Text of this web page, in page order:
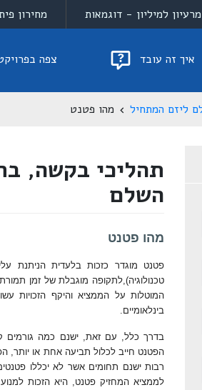
מרעיון למיליון - דוגמאות מחירון
איך זה עובד צפה
ליזם המתחיל מהו פטנט
תהליכי בקשה,
השלם
מהו פטנט
פטנט מוגדר כזכות בלעדית הניתנת
טכנולוגיה),לתקופה מוגבלת של זמן
המוטלות על הממציא והיקף הזכויות
בינלאומיים.
בדרך כלל, עם זאת, ישנם כמה גורמים
הפטנט חייב לכלול תביעה אחת או יותר,
רבות ישנם תחומים אשר לא יכללו
לממציא המחזיק פטנט, היא הזכות